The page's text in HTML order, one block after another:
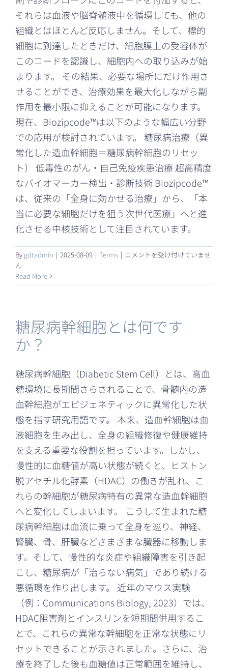
ン
と
は？
は
それらは血液や脳脊髄液中を循環しても、他の
組織とはほとんど反応しません。そして、標的
細胞に到達したときだけ、細胞膜上の受容体が
このコードを認識し、細胞内への取り込みが始
まります。 その結果、必要な場所にだけ作用さ
せることができ、治療効果を最大化しながら副
作用を最小限に抑えることが可能になります。
現在、Biozipcode™は以下のような幅広い分野
での応用が検討されています。 糖尿病治療（異
常化した造血幹細胞＝糖尿病幹細胞のリセッ
ト） 低毒性のがん・自己免疫疾患治療 超高精度
なバイオマーカー検出・診断技術 Biozipcode™
は、従来の「全身に効かせる治療」から、「本
当に必要な細胞だけを狙う次世代医療」へと進
化させる中核技術として注目されています。
By gdtadmin | 2025-08-09 | Terms | Biozipcode™
何
は
コメントを受け付けていませ
ん
Read More
糖尿病幹細胞とは何です
か？
糖尿病幹細胞（Diabetic Stem Cell）とは、高血
糖環境に長期間さらされることで、骨髄内の造
血幹細胞がエピジェネティックに異常化した状
態を指す研究用語です。 本来、造血幹細胞は血
液細胞を生み出し、全身の組織修復や健康維持
を支える重要な役割を担っています。しかし、
慢性的に血糖値が高い状態が続くと、ヒストン
脱アセチル化酵素（HDAC）の働きが乱れ、こ
れらの幹細胞が糖尿病特有の異常な造血幹細胞
へと変化してしまいます。 こうして生まれた糖
尿病幹細胞は血流に乗って全身を巡り、神経、
腎臓、骨、肝臓などさまざまな臓器に移動しま
す。そして、慢性的な炎症や組織障害を引き起
こし、糖尿病が「治らない病気」であり続ける
悪循環を作り出します。 近年のマウス実験
（例：Communications Biology, 2023）では、
HDAC阻害剤とインスリンを短期間併用するこ
とで、これらの異常な幹細胞を正常な状態にリ
セットできることが示されました。さらに、治
療を終了した後も血糖値は正常範囲を維持し、